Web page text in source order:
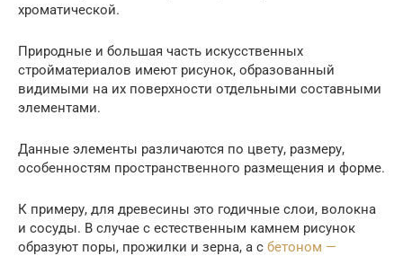
хроматической.
Природные и большая часть искусственных
стройматериалов имеют рисунок, образованный
видимыми на их поверхности отдельными составными
элементами.
Данные элементы различаются по цвету, размеру,
особенностям пространственного размещения и форме.
К примеру, для древесины это годичные слои, волокна
и сосуды. В случае с естественным камнем рисунок
образуют поры, прожилки и зерна, а с бетоном —